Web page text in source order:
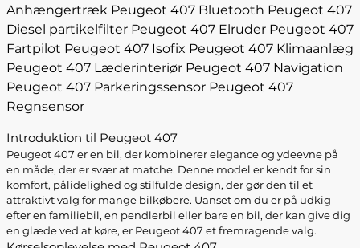
Anhængertræk Peugeot 407 Bluetooth Peugeot 407
Diesel partikelfilter Peugeot 407 Elruder Peugeot 407
Fartpilot Peugeot 407 Isofix Peugeot 407 Klimaanlæg
Peugeot 407 Læderinteriør Peugeot 407 Navigation
Peugeot 407 Parkeringssensor Peugeot 407
Regnsensor
Introduktion til Peugeot 407
Peugeot 407 er en bil, der kombinerer elegance og ydeevne på
en måde, der er svær at matche. Denne model er kendt for sin
komfort, pålidelighed og stilfulde design, der gør den til et
attraktivt valg for mange bilkøbere. Uanset om du er på udkig
efter en familiebil, en pendlerbil eller bare en bil, der kan give dig
en glæde ved at køre, er Peugeot 407 et fremragende valg.